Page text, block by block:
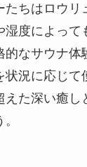
たちはロウリ
湿度によって
的なサウナ体
況に応じて
えた深い癒し